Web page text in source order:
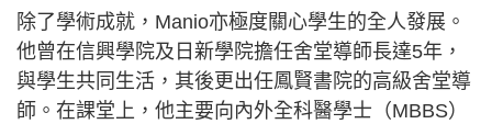
除了學術成就，Manio亦極度關心學生的全人發展。
他曾在信興學院及日新學院擔任舍堂導師長達5年，
與學生共同生活，其後更出任鳳賢書院的高級舍堂導
師。在課堂上，他主要向內外全科醫學士（MBBS）